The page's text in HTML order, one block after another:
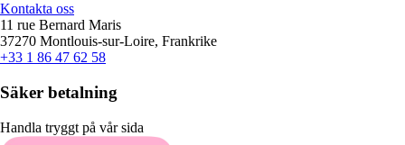
Kontakta oss
11 rue Bernard Maris
37270 Montlouis-sur-Loire, Frankrike
+33 1 86 47 62 58
Säker betalning
Handla tryggt på vår sida